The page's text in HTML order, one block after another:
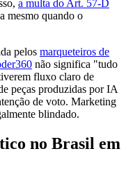
a multa do Art. 57-D
quando o
pelos marqueteiros de
não significa "tudo
fluxo claro de
peças produzidas por IA
de voto. Marketing
blindado.
no Brasil em